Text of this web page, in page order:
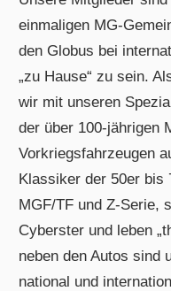
einmaligen MG-
den Globus bei
„zu Hause“ zu sein.
wir mit unseren
der über 100-jährigen
Vorkriegsfahrzeugen
Klassiker der 50er bis
MGF/TF und Z-Serie,
Cyberster und leben
neben den Autos sind
national und